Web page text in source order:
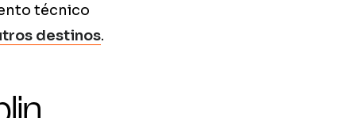
técnico
destinos.